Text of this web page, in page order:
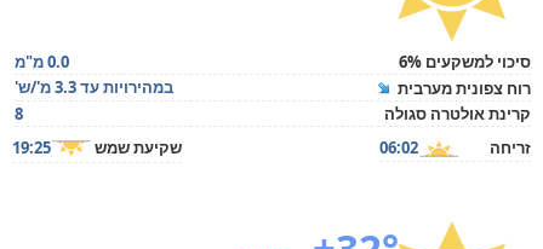
סיכוי למשקעים 6%
0.0 מ"מ
רוח צפונית מערבית
במהירויות עד 3.3 מ'/ש'
קרינת אולטרה סגולה
8
זריחה
06:02 שקיעת שמש 19:25